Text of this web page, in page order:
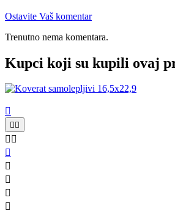
Ostavite Vaš komentar
Trenutno nema komentara.
Kupci koji su kupili ovaj

 
 




